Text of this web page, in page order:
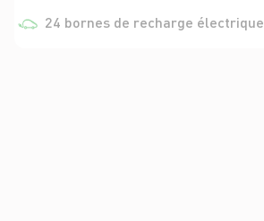
24 bornes de recharge électrique